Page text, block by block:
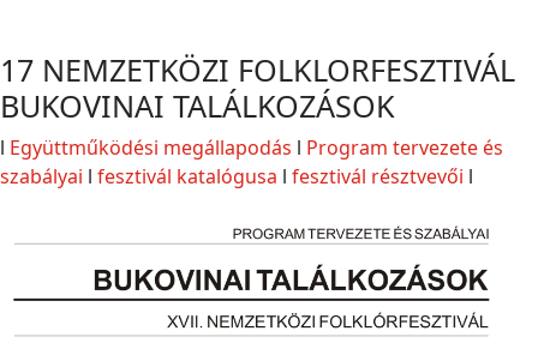
17 NEMZETKÖZI FOLKLORFESZTIVÁL
BUKOVINAI TALÁLKOZÁSOK
l Együttműködési megállapodás l Program tervezete és
szabályai l fesztivál katalógusa l fesztivál résztvevői l